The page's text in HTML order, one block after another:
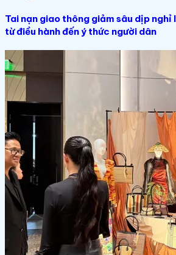
Tai nạn giao thông giảm sâu dịp nghỉ
từ điều hành đến ý thức người dân